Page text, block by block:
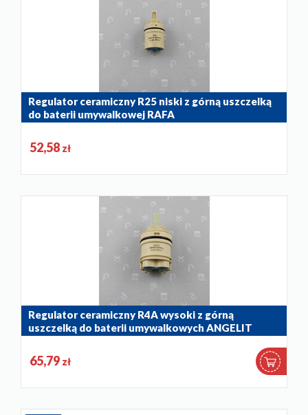
Regulator ceramiczny R25 niski z górną uszczelką
do baterii umywalkowej RAFA
52,58 zł
Regulator ceramiczny R4A wysoki z górną
uszczelką do baterii umywalkowych ANGELIT
65,79 zł